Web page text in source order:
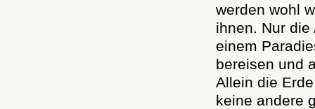
werden wohl
ihnen. Nur
einem
bereisen und
Allein die
keine andere